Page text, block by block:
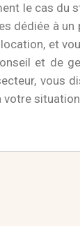
le cas
dédiée à
et
et de
vous
votre